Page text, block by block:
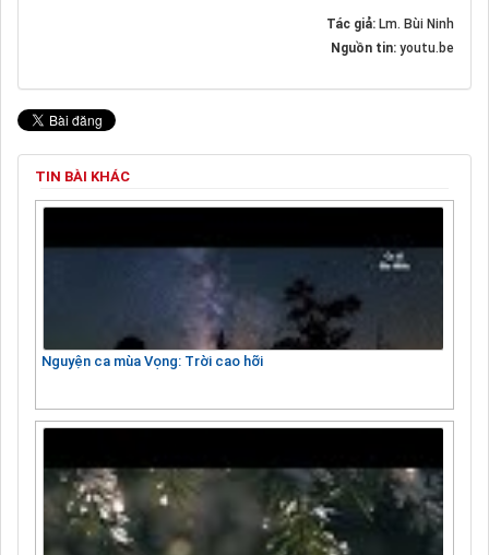
Tác giả: Lm. Bùi Ninh
Nguồn tin: youtu.be
TIN BÀI KHÁC
Nguyện ca mùa Vọng: Trời cao hỡi